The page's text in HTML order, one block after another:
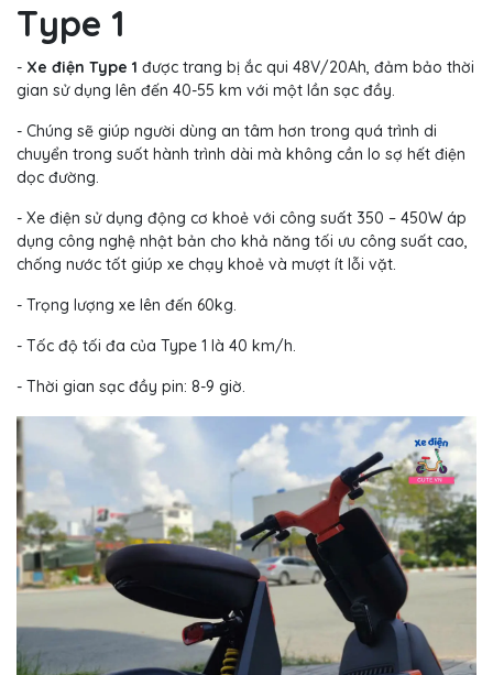
Type 1
- Xe điện Type 1 được trang bị ắc qui 48V/20Ah, đảm bảo thời
gian sử dụng lên đến 40-55 km với một lần sạc đầy.
- Chúng sẽ giúp người dùng an tâm hơn trong quá trình di
chuyển trong suốt hành trình dài mà không cần lo sợ hết điện
dọc đường.
- Xe điện sử dụng động cơ khoẻ với công suất 350 – 450W áp
dụng công nghệ nhật bản cho khả năng tối ưu công suất cao,
chống nước tốt giúp xe chạy khoẻ và mượt ít lỗi vặt.
- Trọng lượng xe lên đến 60kg.
- Tốc độ tối đa của Type 1 là 40 km/h.
- Thời gian sạc đầy pin: 8-9 giờ.